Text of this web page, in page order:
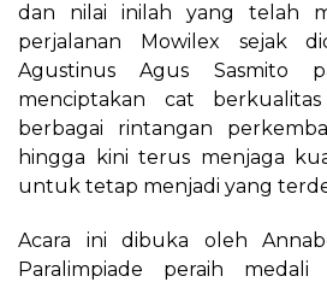
dan nilai inilah yang telah
perjalanan Mowilex sejak
Agustinus Agus Sasmito
menciptakan cat
berbagai rintangan
hingga kini terus menjaga
untuk tetap menjadi yang
Acara ini dibuka oleh
Paralimpiade peraih